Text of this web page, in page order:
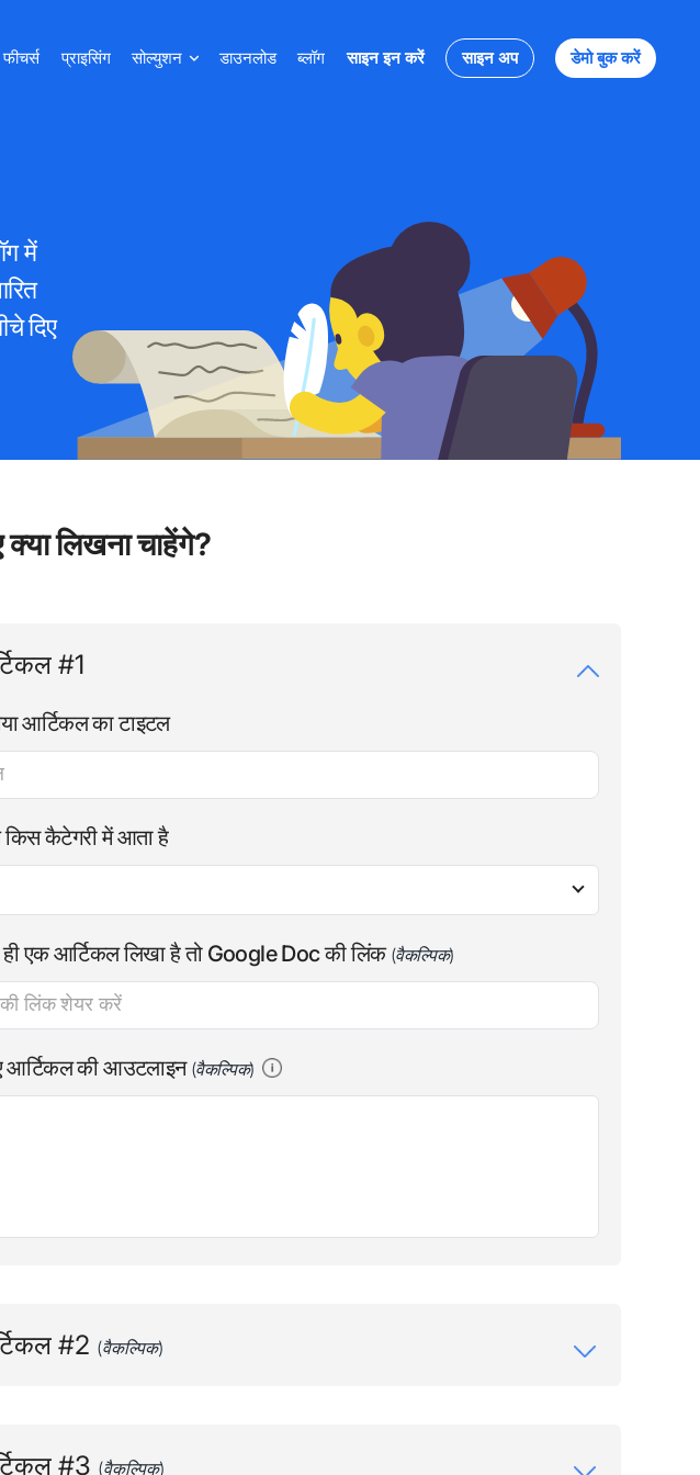
फीचर्स प्राइसिंग सोल्युशन डाउनलोड ब्लॉग साइन इन करें साइन अप डेमो बुक करें
में
दिए
लिखना चाहेंगे?
#1
आर्टिकल का टाइटल
कैटेगरी में आता है
एक आर्टिकल लिखा है तो Google Doc की लिंक (वैकल्पिक)
आर्टिकल की आउटलाइन (वैकल्पिक)
#2 (वैकल्पिक)
#3 (वैकल्पिक)